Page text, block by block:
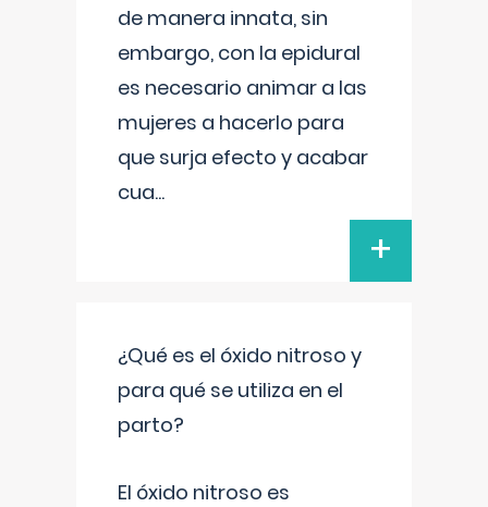
de manera innata, sin
embargo, con la epidural
es necesario animar a las
mujeres a hacerlo para
que surja efecto y acabar
cua...
+
¿Qué es el óxido nitroso y
para qué se utiliza en el
parto?
El óxido nitroso es